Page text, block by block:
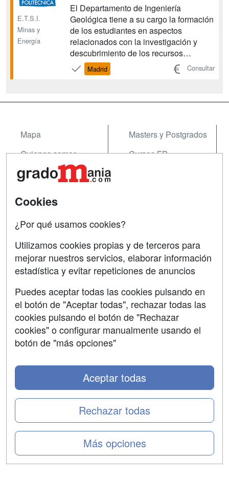
E.T.S.I.
Minas y
Energía
El Departamento de Ingeniería
Geológica tiene a su cargo la formación
de los estudiantes en aspectos
relacionados con la investigación y
descubrimiento de los recursos
minerales, abarcando los hidrocarburos
y las aguas subterráneas, y para ello
Madrid Consultar
Mapa
Quienes somos
Tarifas publicidad
Masters y Postgrados
Cursos FP
Contactar
Confidencialidad
Copyleft
SÍGUENOS EN:
Cookies
¿Por qué usamos cookies?
Utilizamos cookies propias y de terceros para
mejorar nuestros servicios, elaborar información
estadística y evitar repeticiones de anuncios
Puedes aceptar todas las cookies pulsando en
el botón de "Aceptar todas", rechazar todas las
cookies pulsando el botón de "Rechazar
cookies" o configurar manualmente usando el
botón de "más opciones"
Más opciones
Rechazar todas
Aceptar todas